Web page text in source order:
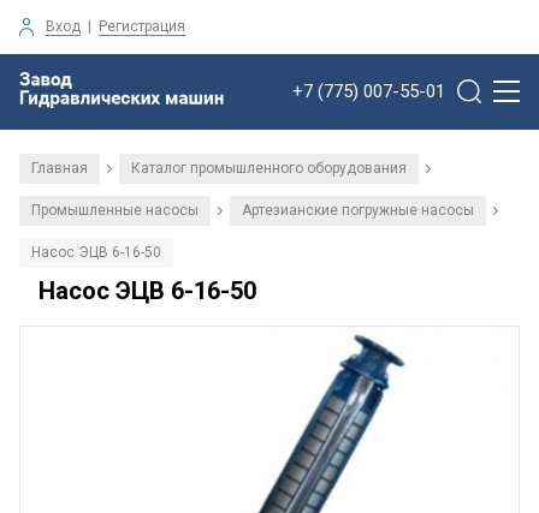
Вход | Регистрация
+7 (775) 007-55-01
Главная / Каталог промышленного оборудования /
Промышленные насосы / Артезианские погружные насосы /
Насос ЭЦВ 6-16-50
Насос ЭЦВ 6-16-50